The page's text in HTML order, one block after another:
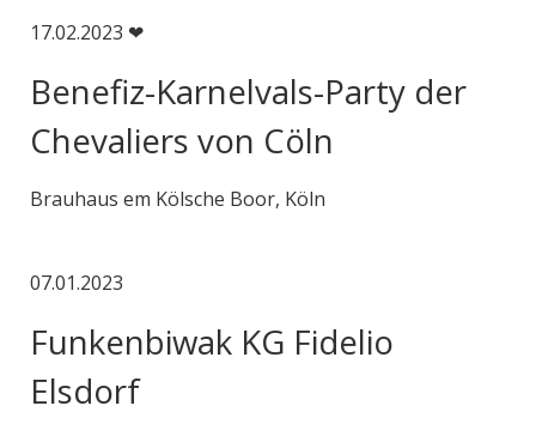
17.02.2023 ❤
Benefiz-Karnelvals-Party der
Chevaliers von Cöln
Brauhaus em Kölsche Boor, Köln
07.01.2023
Funkenbiwak KG Fidelio
Elsdorf